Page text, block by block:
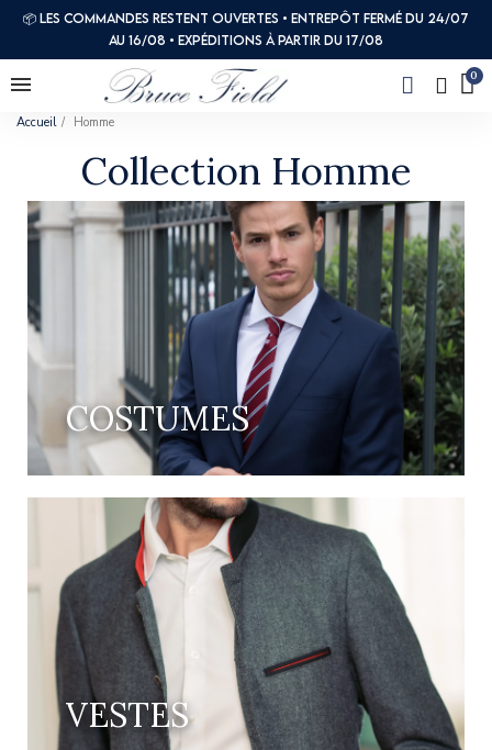
📦 Les commandes restent ouvertes • Entrepôt fermé du 24/07
au 16/08 • Expéditions à partir du 17/08
Accueil Homme
Collection Homme
COSTUMES
VESTES